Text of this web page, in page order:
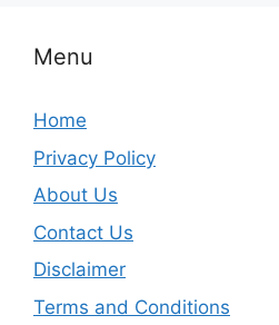
Menu
Home
Privacy Policy
About Us
Contact Us
Disclaimer
Terms and Conditions